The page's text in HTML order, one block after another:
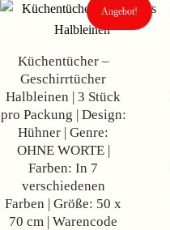
Küchentücher –
Geschirrtücher
Halbleinen | 3 Stück
pro Packung | Design:
Hühner | Genre:
OHNE WORTE |
Farben: In 7
verschiedenen
Farben | Größe: 50 x
70 cm | Warencode
Angebot!